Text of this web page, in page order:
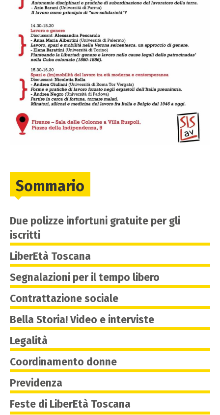
Sommario
Due polizze infortuni gratuite per gli
iscritti
LiberEtà Toscana
Segnalazioni per il tempo libero
Contrattazione sociale
Bella Storia! Video e interviste
Legalità
Coordinamento donne
Previdenza
Feste di LiberEtà Toscana